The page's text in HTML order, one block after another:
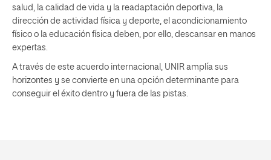
salud, la calidad de vida y la readaptación deportiva, la
dirección de actividad física y deporte, el acondicionamiento
físico o la educación física deben, por ello, descansar en manos
expertas.
A través de este acuerdo internacional, UNIR amplía sus
horizontes y se convierte en una opción determinante para
conseguir el éxito dentro y fuera de las pistas.